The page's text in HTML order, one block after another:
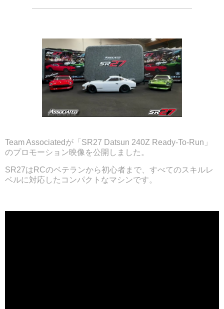
Team Associatedが「SR27 Datsun 240Z Ready-To-Run」
のプロモーション映像を公開しました。
SR27はRCのベテランから初心者まで、すべてのスキルレ
ベルに対応したコンパクトなマシンです。